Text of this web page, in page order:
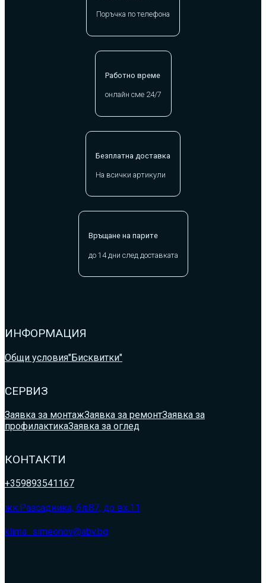
Поръчка по телефона
Работно време
онлайн сме 24/7
Безплатна доставка
На всички артикули
Връщане на парите
до 14 дни след доставката
ИНФОРМАЦИЯ
Общи условия"Бисквитки"
СЕРВИЗ
Заявка за монтажЗаявка за ремонтЗаявка за
профилактикаЗаявка за оглед
КОНТАКТИ
+359893541167
жк.Разсадника, бл.87, до вх.11
klima_simeonov@abv.bg